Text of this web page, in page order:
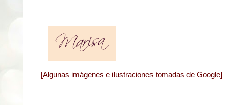
[Algunas imágenes e ilustraciones tomadas de Google]